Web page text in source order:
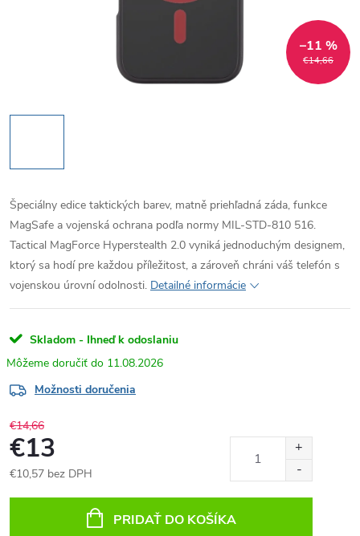
€14,66
–11 %
Špeciálny edice taktických barev, matně priehľadná záda, funkce
MagSafe a vojenská ochrana podľa normy MIL-STD-810 516.
Tactical MagForce Hyperstealth 2.0 vyniká jednoduchým designem,
ktorý sa hodí pre každou příležitost, a zároveň chráni váš telefón s
vojenskou úrovní odolnosti. Detailné informácie
Skladom - Ihneď k odoslaniu
11.08.2026
Možnosti doručenia
€14,66
€13
€10,57 bez DPH
PRIDAŤ DO KOŠÍKA